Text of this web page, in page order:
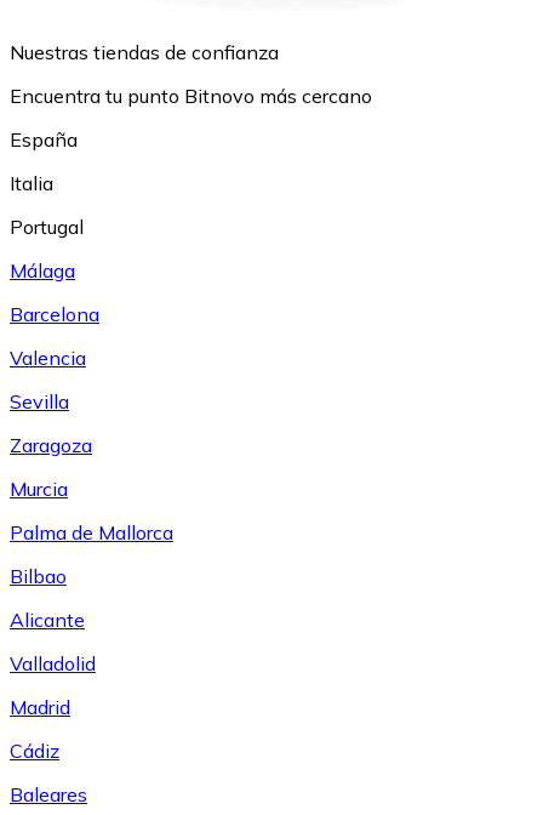
Nuestras tiendas de confianza
Encuentra tu punto Bitnovo más cercano
España
Italia
Portugal
Málaga
Barcelona
Valencia
Sevilla
Zaragoza
Murcia
Palma de Mallorca
Bilbao
Alicante
Valladolid
Madrid
Cádiz
Baleares